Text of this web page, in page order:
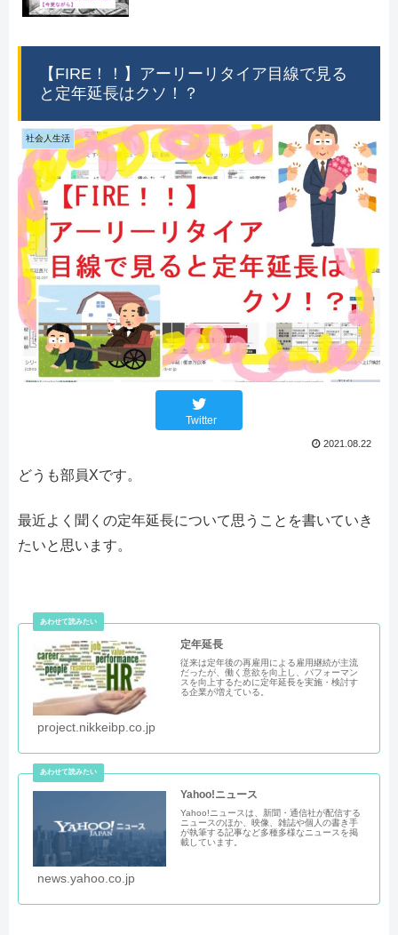
【FIRE！！】アーリーリタイア目線で見る
と定年延長はクソ！？
社会人生活
Twitter
2021.08.22
どうも部員Xです。
最近よく聞くの定年延長について思うことを書いていき
たいと思います。
定年延長
従来は定年後の再雇用による雇用継続が主流
だったが、働く意欲を向上し、パフォーマン
スを向上するために定年延長を実施・検討す
る企業が増えている。
project.nikkeibp.co.jp
Yahoo!ニュース
Yahoo!ニュースは、新聞・通信社が配信する
ニュースのほか、映像、雑誌や個人の書き手
が執筆する記事など多種多様なニュースを掲
載しています。
news.yahoo.co.jp